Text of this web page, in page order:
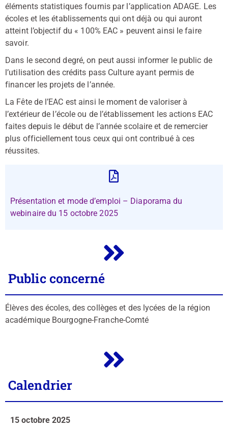
éléments statistiques fournis par l’application ADAGE. Les
écoles et les établissements qui ont déjà ou qui auront
atteint l’objectif du « 100% EAC » peuvent ainsi le faire
savoir.
Dans le second degré, on peut aussi informer le public de
l’utilisation des crédits pass Culture ayant permis de
financer les projets de l’année.
La Fête de l’EAC est ainsi le moment de valoriser à
l’extérieur de l’école ou de l’établissement les actions EAC
faites depuis le début de l’année scolaire et de remercier
plus officiellement tous ceux qui ont contribué à ces
réussites.
Présentation et mode d’emploi – Diaporama du
webinaire du 15 octobre 2025
Public concerné
Élèves des écoles, des collèges et des lycées de la région
académique Bourgogne-Franche-Comté
Calendrier
15 octobre 2025